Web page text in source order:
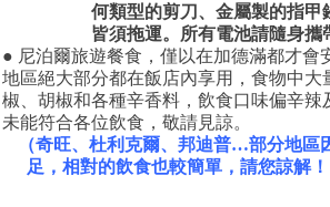
何類型的剪刀、金屬製的指甲
皆須拖運。
所有電池請隨身攜
● 尼泊爾旅遊餐食，僅以在加德滿都才會
地區絕大部分都在飯店內享用，食物中大
椒、胡椒和各種辛香料，飲食口味偏辛辣
未能符合各位飲食，敬請見諒。
（奇旺、杜利克爾、邦迪普…部分地區
足，相對的飲食也較簡單，請您諒解！